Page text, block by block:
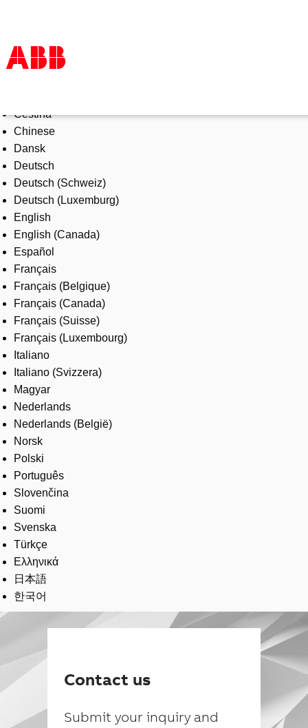
Products & Solutions
Industries
Services
About us
Where to buy
Contact us
Careers
Čeština
Chinese
Dansk
Deutsch
Deutsch (Schweiz)
Deutsch (Luxemburg)
English
English (Canada)
Español
Français
Français (Belgique)
Français (Canada)
Français (Suisse)
Français (Luxembourg)
Italiano
Italiano (Svizzera)
Magyar
Nederlands
Nederlands (België)
Norsk
Polski
Português
Slovenčina
Suomi
Svenska
Türkçe
Ελληνικά
日本語
한국어
Contact us
Submit your inquiry and